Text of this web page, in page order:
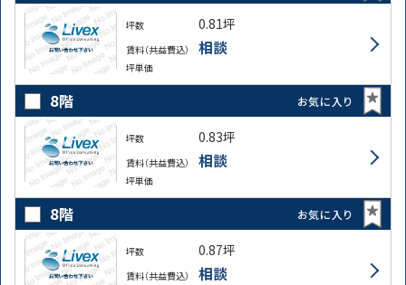
坪数 0.81坪
賃料（共益費込） 相談
坪単価
8階 お気に入り
坪数 0.83坪
賃料（共益費込） 相談
坪単価
8階 お気に入り
坪数 0.87坪
賃料（共益費込） 相談